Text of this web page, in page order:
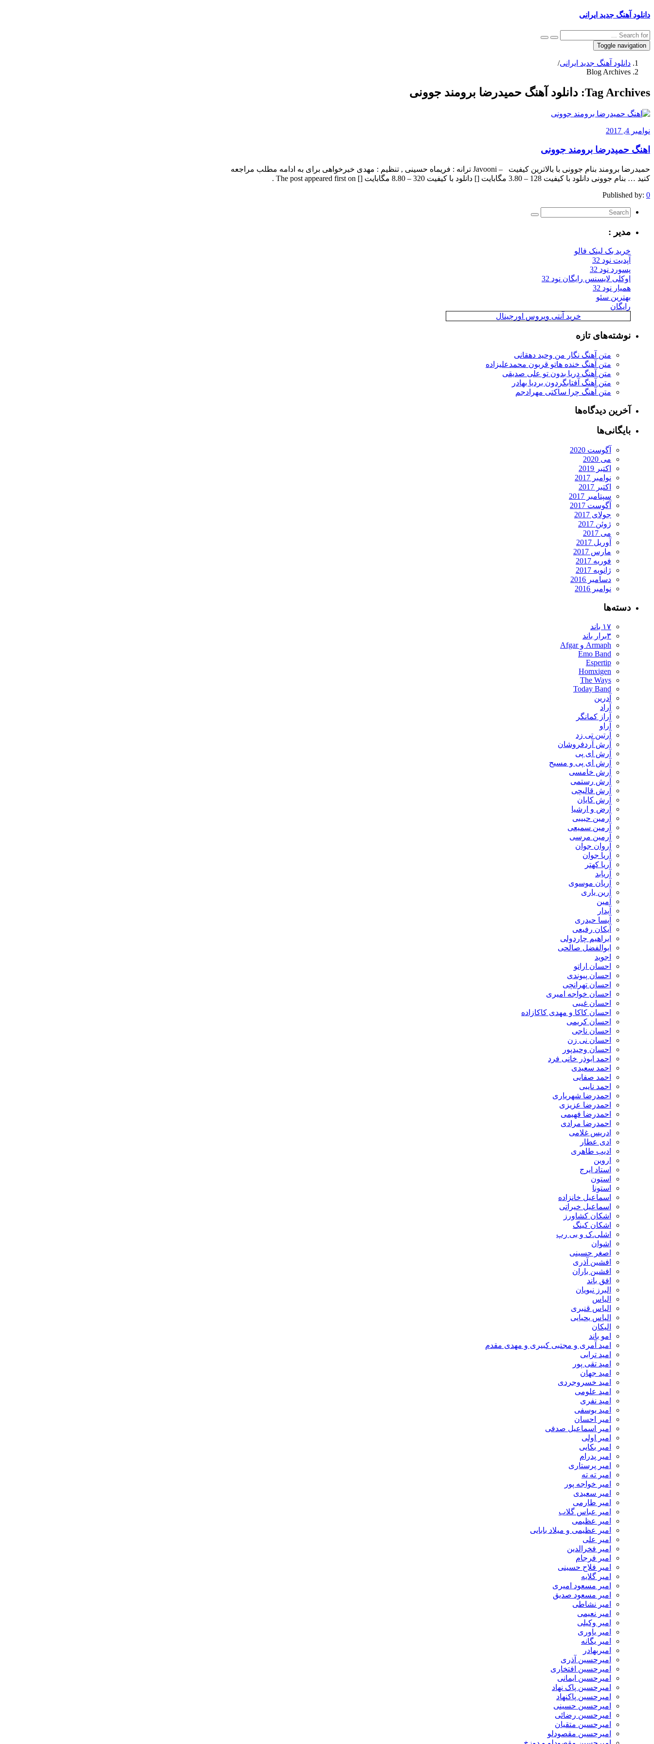
دانلود آهنگ جدید ایرانی
Toggle navigation
دانلود آهنگ جدید ایرانی/
Blog Archives
Tag Archives: دانلود آهنگ حمیدرضا برومند جوونی
نوامبر 4, 2017
اهنگ حمیدرضا برومند جوونی
حمیدرضا برومند بنام جوونی با بالاترین کیفیت – Javooni ترانه : فریماه حسینی , تنظیم : مهدی خیرخواهی برای به ادامه مطلب مراجعه
کنید … بنام جوونی دانلود با کیفیت 128 – 3.80 مگابایت [] دانلود با کیفیت 320 – 8.80 مگابایت [] The post appeared first on .
Published by: 0
مدیر :
خرید بک لینک فالو
آپدیت نود 32
پسورد نود 32
اوکلی لایسنس رایگان نود 32
همیار نود 32
بهترین سئو
رایگان
خرید آنتی ویروس اورجینال
نوشته‌های تازه
متن آهنگ نگار من وحید دهقانی
متن آهنگ خنده هاتو قربون محمدعلیزاده
متن آهنگ دریا بدون تو علی صدیقی
متن آهنگ آفتابگردون بردیا بهادر
متن آهنگ چرا ساکتی مهرادجم
آخرین دیدگاه‌ها
بایگانی‌ها
آگوست 2020
می 2020
اکتبر 2019
نوامبر 2017
اکتبر 2017
سپتامبر 2017
آگوست 2017
جولای 2017
ژوئن 2017
می 2017
آوریل 2017
مارس 2017
فوریه 2017
ژانویه 2017
دسامبر 2016
نوامبر 2016
دسته‌ها
۱۷ باند
۳برار باند
Armaph و Afgar
Emo Band
Espertip
Homxigen
The Ways
Today Band
آدرین
آراد
آراز کمانگر
آراو
آرتین تی زد
آرش آردفروشان
آرش ای پی
آرش ای پی و مسیح
آرش خامسی
آرش رستمی
آرش قالیچی
آرش کایان
​آرض و ارشیا
آرمین حبیبی
آرمین سمیعی
آرمین مرسی
آروان جوان
آریا جوان
آریا کهتر
آریابد
آریان موسوی
آرین یاری
آمین
آیدار
آیسا حیدری
آیکان رفیعی
ابراهیم چاردولی
ابوالفضل صالحی
اجوید
احسان اراتو
احسان پیوندی
احسان تهرانچی
احسان خواجه امیری
احسان غیبی
احسان کاکا و مهدی کاکازاده
احسان کریمی
احسان ناجی
احسان نی زن
احسان وحیدپور
احمد ابوذر خانی فرد
احمد سعیدی
احمد صفایی
احمد نایبی
احمدرضا شهریاری
احمدرضا عزیزی
احمدرضا فهیمی
احمدرضا مرادی
ادریس غلامی
ادی عطار
ادیب طاهری
اروین
استاد ایرج
استون
استونا
اسماعیل خانزاده
اسماعیل خیراتی
اشکان کشاورز
اشکان کینگ
اشلی.ک و بی رپ
اشوان
اصغر حسینی
افشین آذری
افشین باران
افق باند
البرز نبویان
الیاس
الیاس قنبرى
الیاس یحیایی
الیکان
امو باند
امید آمری و مجتبی کبیری و مهدى مقدم
امید ترابی
امید تقی پور
امید جهان
امید خسروجردی
امید علومی
امید نفری
امید یوسفی
امیر احسان
امیر اسماعیل صدفی
امیر اولی
امیر بکایی
امیر پدرام
امیر پرستاری
امیر ته ته
امیر خواجه پور
امیر سعیدی
امیر طارمی
امیر عباس گلاب
امیر عظیمی
امیر عظیمی و میلاد بابایی
امیر علی
امیر فخرالدین
امیر فرجام
امیر فلاح حسینی
امیر گلایه
امیر مسعود امیری
امیر مسعود صدیق
امیر نشاطی
امیر نعیمی
امیر وکیلی
امیر یاوری
امیر یگانه
امیربهادر
امیرحسین آذری
امیرحسین افتخاری
امیرحسین ایمانی
امیرحسین پاک نهاد
امیرحسین پاکنهاد
امیرحسین حسینی
امیرحسین رضائی
امیرحسین متقیان
امیرحسین مقصودلو